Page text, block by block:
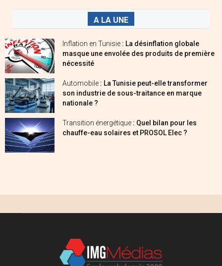
A LA UNE
Inflation en Tunisie : La désinflation globale
masque une envolée des produits de première
nécessité
Automobile : La Tunisie peut-elle transformer
son industrie de sous-traitance en marque
nationale ?
Transition énergétique : Quel bilan pour les
chauffe-eau solaires et PROSOL Elec ?